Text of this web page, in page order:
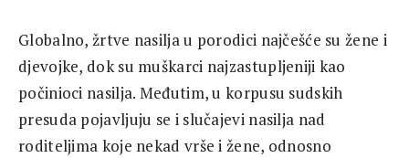
Globalno, žrtve nasilja u porodici najčešće su žene i
djevojke, dok su muškarci najzastupljeniji kao
počinioci nasilja. Međutim, u korpusu sudskih
presuda pojavljuju se i slučajevi nasilja nad
roditeljima koje nekad vrše i žene, odnosno